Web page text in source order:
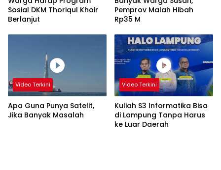
Sosial DKM Thoriqul Khoir
Berlanjut
Pemprov Malah Hibah
Rp35 M
Video Terkini
Apa Guna Punya Satelit,
Jika Banyak Masalah
Video Terkini
Kuliah S3 Informatika Bisa
di Lampung Tanpa Harus
ke Luar Daerah